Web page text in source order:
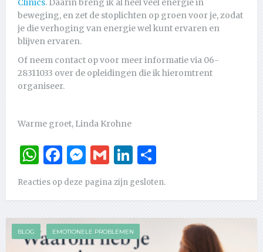
Clinics. Daarin breng ik al heel veel energie in
beweging, en zet de stoplichten op groen voor je, zodat
je die verhoging van energie wel kunt ervaren en
blijven ervaren.
Of neem contact op voor meer informatie via 06-
28311033 over de opleidingen die ik hieromtrent
organiseer.
Warme groet, Linda Krohne
WhatsApp
Facebook
Messenger
GmailLinkedIn
Reacties op deze pagina zijn gesloten.
BLOG EMOTIONELE PROBLEMEN